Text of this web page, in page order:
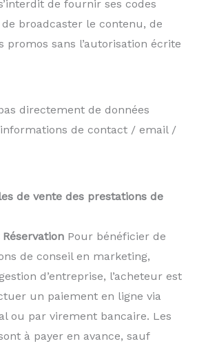
de fournir ses codes
de broadcaster le contenu, de
promos sans l’autorisation écrite
directement de données
de contact / email /
de vente des prestations de
Pour bénéficier de
de conseil en marketing,
d’entreprise, l’acheteur est
un paiement en ligne via
ou par virement bancaire. Les
à payer en avance, sauf